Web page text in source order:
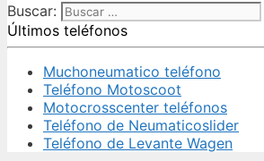
Buscar:
Últimos teléfonos
Muchoneumatico teléfono
Teléfono Motoscoot
Motocrosscenter teléfonos
Teléfono de Neumaticoslider
Teléfono de Levante Wagen